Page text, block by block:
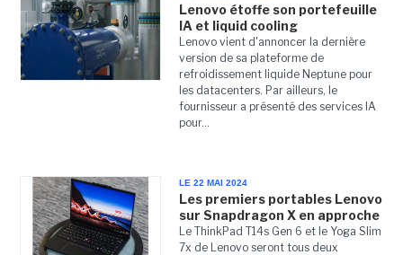
Lenovo étoffe son portefeuille
IA et liquid cooling
Lenovo vient d'annoncer la dernière
version de sa plateforme de
refroidissement liquide Neptune pour
les datacenters. Par ailleurs, le
fournisseur a présenté des services IA
pour...
LE 22 MAI 2024
Les premiers portables Lenovo
sur Snapdragon X en approche
Le ThinkPad T14s Gen 6 et le Yoga Slim
7x de Lenovo seront tous deux